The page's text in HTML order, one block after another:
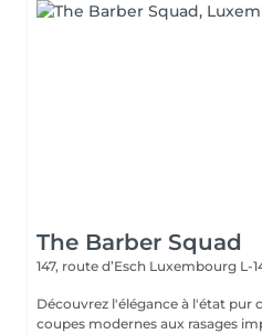
The Barber Squad
147, route d’Esch Luxembourg L-
Découvrez l'élégance à l'état pur
coupes modernes aux rasages